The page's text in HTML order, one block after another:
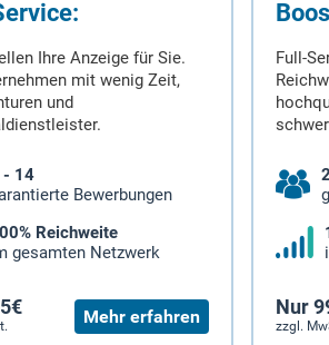
Ihre Anzeige für Sie.
mit wenig Zeit,
und
- 14
Bewerbungen
Reichweite
gesamten Netzwerk
Mehr erfahren
Full-
Nur
zzgl.